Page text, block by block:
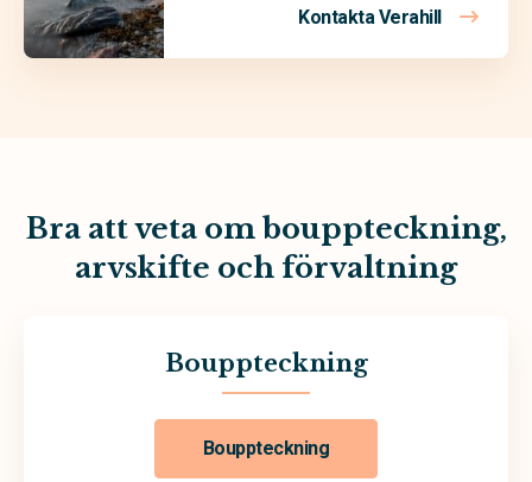
Kontakta Verahill
Bra att veta om bouppteckning,
arvskifte och förvaltning
Bouppteckning
Bouppteckning